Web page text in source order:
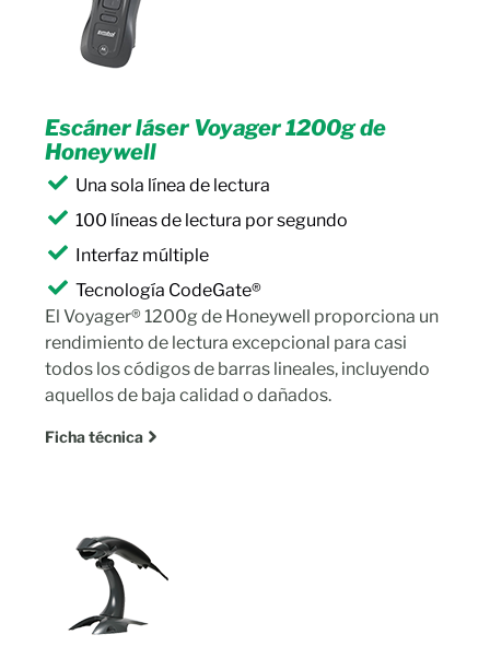
Escáner láser Voyager 1200g de
Honeywell
Una sola línea de lectura
100 líneas de lectura por segundo
Interfaz múltiple
Tecnología CodeGate®
El Voyager® 1200g de Honeywell proporciona un
rendimiento de lectura excepcional para casi
todos los códigos de barras lineales, incluyendo
aquellos de baja calidad o dañados.
Ficha técnica